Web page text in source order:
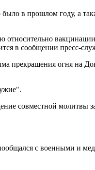
было в прошлом году, а
в сообщении пресс-
прекращения огня на
совместной молитвы
с военными и